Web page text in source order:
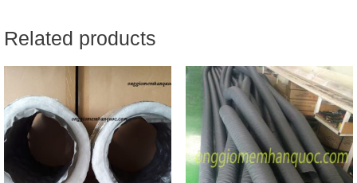
Related products